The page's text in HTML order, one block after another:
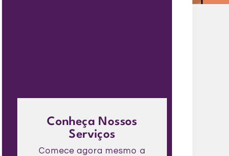
Conheça Nossos
Serviços
Comece agora mesmo a